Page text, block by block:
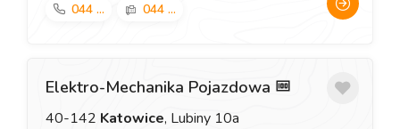
044 ... 044 ...
Elektro-Mechanika Pojazdowa
40-142 Katowice, Lubiny 10a